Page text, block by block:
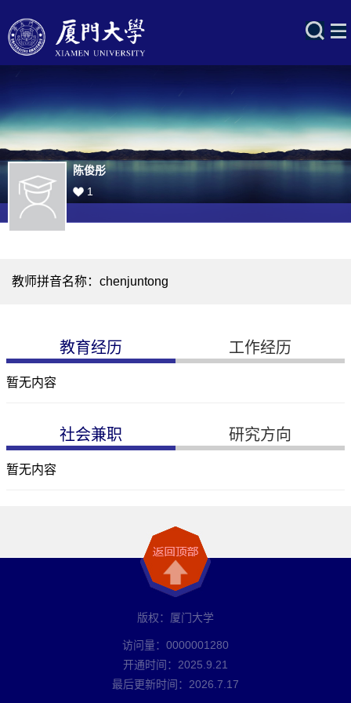
陈俊彤
1
教师拼音名称：chenjuntong
教育经历 工作经历
暂无内容
社会兼职 研究方向
暂无内容
版权：厦门大学
访问量： 0000001280
开通时间： 2025.9.21
最后更新时间： 2026.7.17